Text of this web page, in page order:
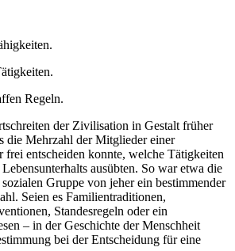
Regeln.
der Zivilisation in Gestalt früher
die Mehrzahl der Mitglieder einer
frei entscheiden konnte, welche Tätigkeiten
ausübten. So war etwa die
Gruppe von jeher ein bestimmender
Seien es Familientraditionen,
Standesregeln oder ein
– in der Geschichte der Menschheit
bei der Entscheidung für eine